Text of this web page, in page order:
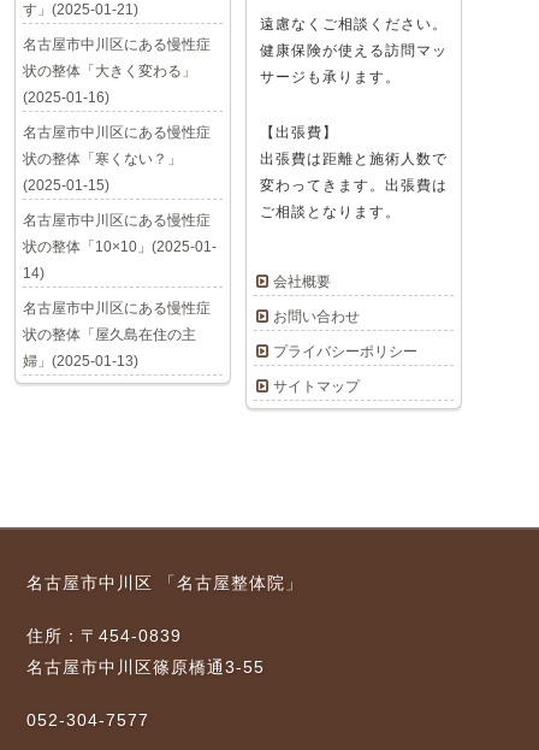
遠慮なくご相談ください。
健康保険が使える訪問マッ
サージも承ります。
【出張費】
出張費は距離と施術人数で
変わってきます。出張費は
ご相談となります。
会社概要
お問い合わせ
プライバシーポリシー
サイトマップ
す」(2025-01-21)
名古屋市中川区にある慢性症
状の整体「大きく変わる」
(2025-01-16)
名古屋市中川区にある慢性症
状の整体「寒くない？」
(2025-01-15)
名古屋市中川区にある慢性症
状の整体「10×10」(2025-01-
14)
名古屋市中川区にある慢性症
状の整体「屋久島在住の主
婦」(2025-01-13)
名古屋市中川区 「名古屋整体院」
住所：〒454-0839
名古屋市中川区篠原橋通3-55
052-304-7577